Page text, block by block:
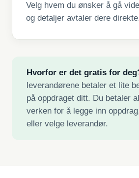
Velg hvem du ønsker å gå
og detaljer avtaler dere
Hvorfor er det gratis for
leverandørene betaler et lite
på oppdraget ditt. Du betaler
verken for å legge inn
eller velge leverandør.